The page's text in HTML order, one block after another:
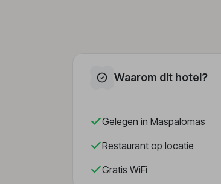
Waarom dit hotel?
Gelegen in Maspalomas
Restaurant op locatie
Gratis WiFi